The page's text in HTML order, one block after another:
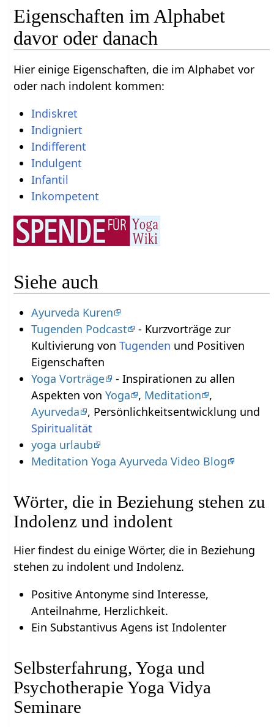
Eigenschaften im Alphabet
davor oder danach
Hier einige Eigenschaften, die im Alphabet vor
oder nach indolent kommen:
Indiskret
Indigniert
Indifferent
Indulgent
Infantil
Inkompetent
Siehe auch
Ayurveda Kuren
Tugenden Podcast
- Kurzvorträge zur
Kultivierung von Tugenden und Positiven
Eigenschaften
Yoga Vorträge
- Inspirationen zu allen
Aspekten von Yoga , Meditation
,
Ayurveda
, Persönlichkeitsentwicklung und
Spiritualität
yoga urlaub
Meditation Yoga Ayurveda Video Blog
Wörter, die in Beziehung stehen zu
Indolenz und indolent
Hier findest du einige Wörter, die in Beziehung
stehen zu indolent und Indolenz.
Positive Antonyme sind Interesse,
Anteilnahme, Herzlichkeit.
Ein Substantivus Agens ist Indolenter
Selbsterfahrung, Yoga und
Psychotherapie Yoga Vidya
Seminare